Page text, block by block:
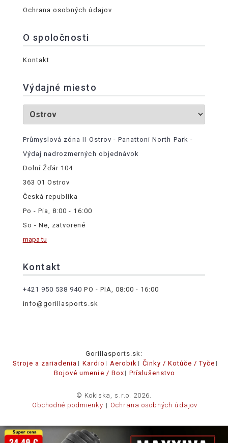
Ochrana osobných údajov
O spoločnosti
Kontakt
Výdajné miesto
Průmyslová zóna II Ostrov - Panattoni North Park -
Výdaj nadrozmerných objednávok
Dolní Žďár 104
363 01 Ostrov
Česká republika
Po - Pia, 8:00 - 16:00
So - Ne, zatvorené
mapa tu
Kontakt
+421 950 538 940 PO - PIA, 08:00 - 16:00
info@gorillasports.sk
Gorillasports.sk:
Stroje a zariadenia
Kardio Aerobik
Činky / Kotúče / Tyče
Bojové umenie / Box
Príslušenstvo
© Kokiska, s.r.o. 2026.
Obchodné podmienky
Ochrana osobných údajov